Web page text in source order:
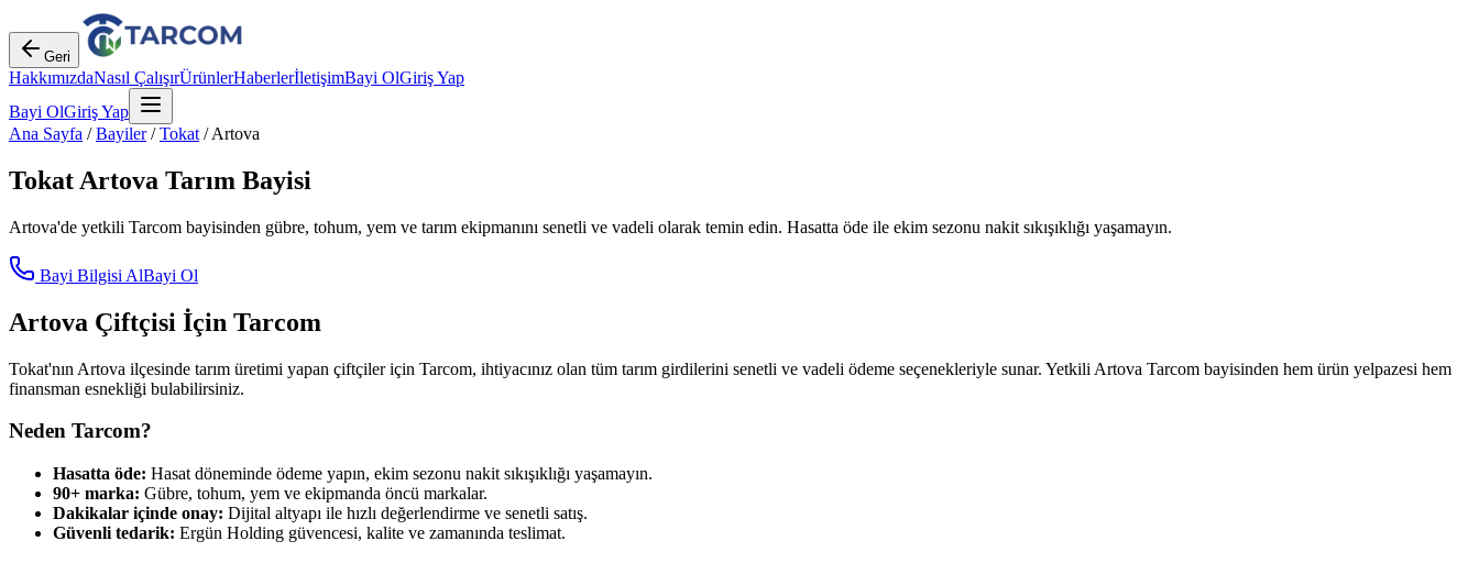
Geri
HakkımızdaNasıl ÇalışırÜrünlerHaberlerİletişimBayi OlGiriş Yap
Bayi OlGiriş Yap
Ana Sayfa /Bayiler/Tokat /Artova
Tokat Artova Tarım Bayisi
Artova'de yetkili Tarcom bayisinden gübre, tohum, yem ve tarım ekipmanını senetli ve vadeli olarak temin edin. Hasatta öde ile ekim sezonu nakit sıkışıklığı yaşamayın.
Bayi Bilgisi AlBayi Ol
Artova Çiftçisi İçin Tarcom
Tokat'nın Artova ilçesinde tarım üretimi yapan çiftçiler için Tarcom, ihtiyacınız olan tüm tarım girdilerini senetli ve vadeli ödeme seçenekleriyle sunar. Yetkili Artova Tarcom bayisinden hem ürün yelpazesi hem
finansman esnekliği bulabilirsiniz.
Neden Tarcom?
Hasatta öde: Hasat döneminde ödeme yapın, ekim sezonu nakit sıkışıklığı yaşamayın.
90+ marka: Gübre, tohum, yem ve ekipmanda öncü markalar.
Dakikalar içinde onay: Dijital altyapı ile hızlı değerlendirme ve senetli satış.
Güvenli tedarik: Ergün Holding güvencesi, kalite ve zamanında teslimat.